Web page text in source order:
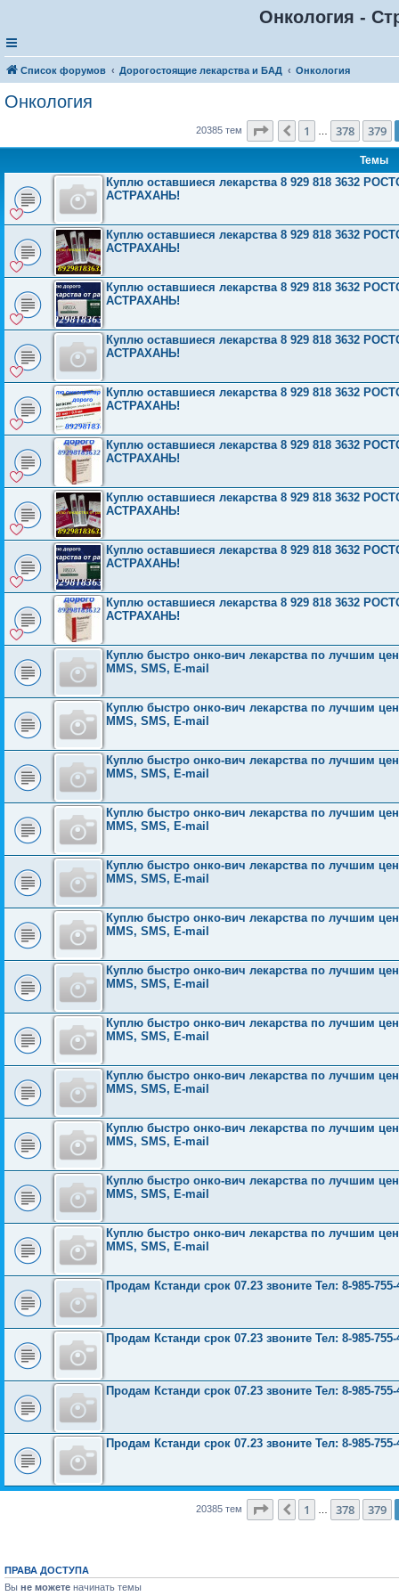
Онкология -
Список форумов Дорогостоящие лекарства и БАД Онкология
Онкология
20385 тем Страница 380из 816
Пред.
1 378 379
Темы
Куплю оставшиеся лекарства 8 929 818 3632
АСТРАХАНЬ!
Куплю оставшиеся лекарства 8 929 818 3632
АСТРАХАНЬ!
Куплю оставшиеся лекарства 8 929 818 3632
АСТРАХАНЬ!
Куплю оставшиеся лекарства 8 929 818 3632
АСТРАХАНЬ!
Куплю оставшиеся лекарства 8 929 818 3632
АСТРАХАНЬ!
Куплю оставшиеся лекарства 8 929 818 3632
АСТРАХАНЬ!
Куплю оставшиеся лекарства 8 929 818 3632
АСТРАХАНЬ!
Куплю оставшиеся лекарства 8 929 818 3632
АСТРАХАНЬ!
Куплю оставшиеся лекарства 8 929 818 3632
АСТРАХАНЬ!
Куплю быстро онко-вич лекарства по лучшим
MMS, SMS, E-mail
Куплю быстро онко-вич лекарства по лучшим
MMS, SMS, E-mail
Куплю быстро онко-вич лекарства по лучшим
MMS, SMS, E-mail
Куплю быстро онко-вич лекарства по лучшим
MMS, SMS, E-mail
Куплю быстро онко-вич лекарства по лучшим
MMS, SMS, E-mail
Куплю быстро онко-вич лекарства по лучшим
MMS, SMS, E-mail
Куплю быстро онко-вич лекарства по лучшим
MMS, SMS, E-mail
Куплю быстро онко-вич лекарства по лучшим
MMS, SMS, E-mail
Куплю быстро онко-вич лекарства по лучшим
MMS, SMS, E-mail
Куплю быстро онко-вич лекарства по лучшим
MMS, SMS, E-mail
Куплю быстро онко-вич лекарства по лучшим
MMS, SMS, E-mail
Куплю быстро онко-вич лекарства по лучшим
MMS, SMS, E-mail
Продам Кстанди срок 07.23 звоните Тел: 8-985-755-
Продам Кстанди срок 07.23 звоните Тел: 8-985-755-
Продам Кстанди срок 07.23 звоните Тел: 8-985-755-
Продам Кстанди срок 07.23 звоните Тел: 8-985-755-
20385 тем Страница 380из 816
Пред.
1 378 379
ПРАВА ДОСТУПА
Вы не можете начинать темы